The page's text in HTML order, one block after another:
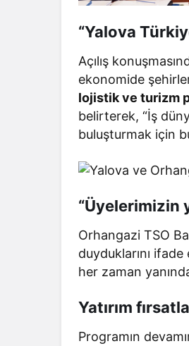
“Yalova
Açılış
ekonomide
lojistik ve turizm
belirterek, “İş
buluşturmak için
“Üyelerimizin
Orhangazi TSO
duyduklarını
her zaman
Yatırım
Programın